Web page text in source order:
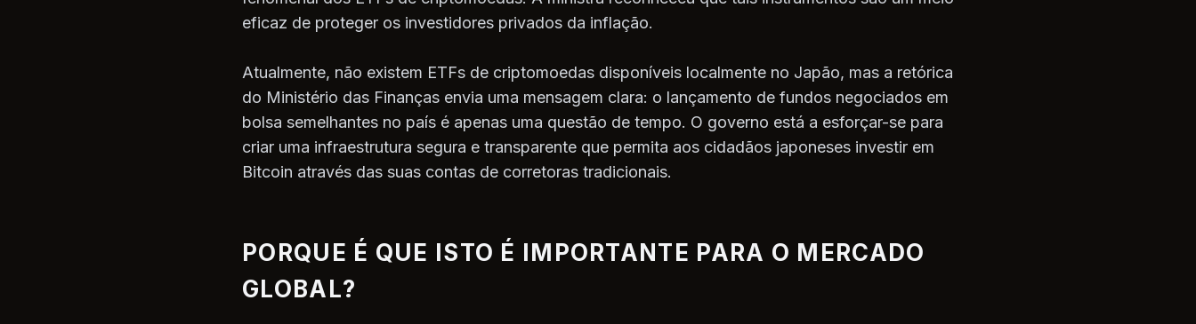
eficaz de proteger os investidores privados da inflação.
Atualmente, não existem ETFs de criptomoedas disponíveis localmente no Japão, mas a retórica
do Ministério das Finanças envia uma mensagem clara: o lançamento de fundos negociados em
bolsa semelhantes no país é apenas uma questão de tempo. O governo está a esforçar-se para
criar uma infraestrutura segura e transparente que permita aos cidadãos japoneses investir em
Bitcoin através das suas contas de corretoras tradicionais.
PORQUE É QUE ISTO É IMPORTANTE PARA O MERCADO
GLOBAL?